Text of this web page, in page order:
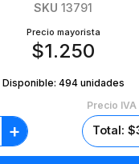
SKU 13791
Precio mayorista
$1.250
Disponible: 494 unidades
Precio
+ Total: